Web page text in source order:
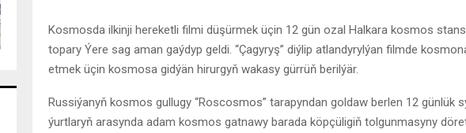
Kosmosda ilkinji hereketli filmi düşürmek üçin 12 gün ozal Halkara kosmos
topary Ýere sag aman gaýdyp geldi. “Çagyryş” diýlip atlandyrylýan filmde
etmek üçin kosmosa gidýän hirurgyň wakasy gürrüň berilýär.
Russiýanyň kosmos gullugy “Roscosmos” tarapyndan goldaw berlen 12 günlük
ýurtlaryň arasynda adam kosmos gatnawy barada köpçüligiň tolgunmasyny